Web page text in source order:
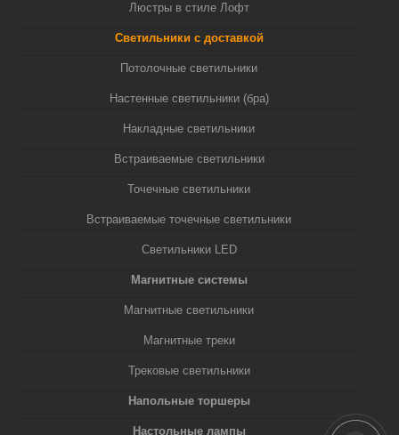
Люстры в стиле Лофт
Светильники с доставкой
Потолочные светильники
Настенные светильники (бра)
Накладные светильники
Встраиваемые светильники
Точечные светильники
Встраиваемые точечные светильники
Светильники LED
Магнитные системы
Магнитные светильники
Магнитные треки
Трековые светильники
Напольные торшеры
Настольные лампы